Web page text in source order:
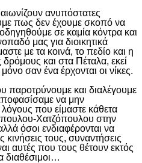
ανυπόστατες
πως δεν έχουμε σκοπό να
σε καμία κόντρα και
μας για διοικητικά
με τα κοινά, το πεδίο και η
και στα Πέταλα, εκεί
σαν ένα έρχονται οι νίκες.
παροτρύνουμε και διαλέγουμε
να μην
που είμαστε κάθετα
Χατζόπουλου στην
όσοι ενδιαφέρονται να
τους, συναντήσεις
αυτές που τους θέτουν εκτός
διαθέσιμοι…